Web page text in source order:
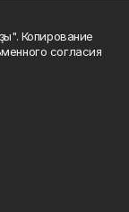
Копирование
согласия